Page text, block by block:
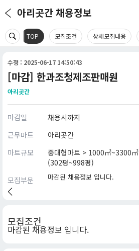
아리곳간 채용정보
TOP 모집조건 상세모집내용
수정 : 2025-06-17 14:50:43
[마감] 한과조청제조판매원
아리곳간
마감일
채용시까지
근무마트
아리곳간
마트규모
중대형마트 > 1000㎡~3300㎡
(302평~998평)
모집부문
마감된 채용정보 입니다.
모집조건
마감된 채용정보 입니다.